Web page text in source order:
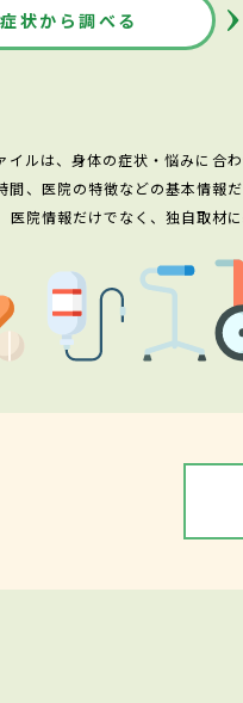
症状から調べる
イルは、身体の症状・悩みに合
、医院の特徴などの基本情報
医院情報だけでなく、独自取材